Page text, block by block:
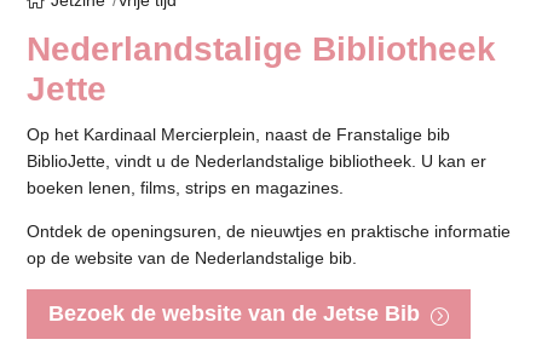
Nederlandstalige Bibliotheek
Jette
Op het Kardinaal Mercierplein, naast de Franstalige bib
BiblioJette, vindt u de Nederlandstalige bibliotheek. U kan er
boeken lenen, films, strips en magazines.
Ontdek de openingsuren, de nieuwtjes en praktische informatie
op de website van de Nederlandstalige bib.
Bezoek de website van de Jetse Bib